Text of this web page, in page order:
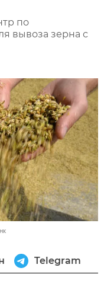
по
вывоза зерна с
Telegram